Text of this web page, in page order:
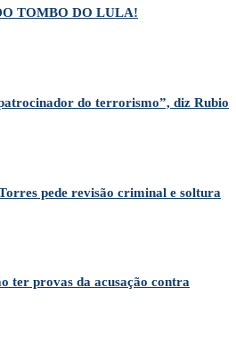
TOMBO DO LULA!
do terrorismo”, diz Rubio
pede revisão criminal e soltura
ter provas da acusação contra